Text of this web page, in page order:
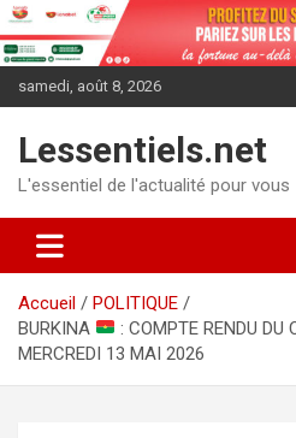
Aller
au
contenu
samedi, août 8, 2026
Lessentiels.net
L'essentiel de l'actualité pour vous
Accueil
POLITIQUE
BURKINA
: COMPTE RENDU DU
MERCREDI 13 MAI 2026